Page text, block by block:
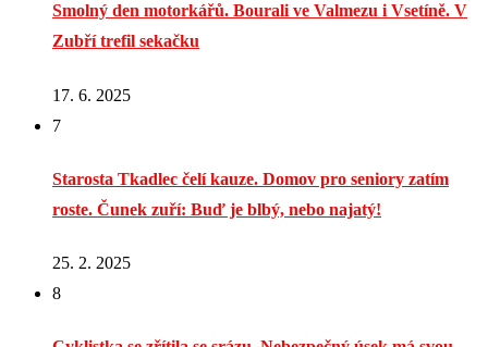
Smolný den motorkářů. Bourali ve Valmezu i Vsetíně. V
Zubří trefil sekačku
17. 6. 2025
7
Starosta Tkadlec čelí kauze. Domov pro seniory zatím
roste. Čunek zuří: Buď je blbý, nebo najatý!
25. 2. 2025
8